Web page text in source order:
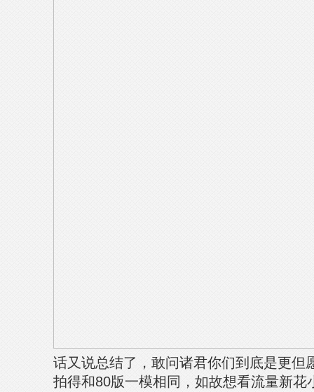
话又说总结了，敢问诸君你们到底是更但
拍得和80版一模相同，如故想看流量新花